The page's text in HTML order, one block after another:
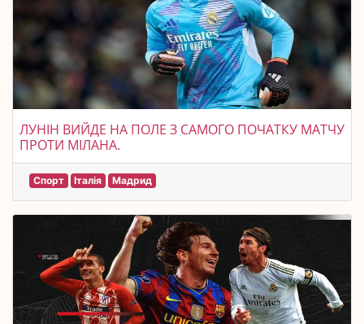
ЛУНІН ВИЙДЕ НА ПОЛЕ З САМОГО ПОЧАТКУ МАТЧУ
ПРОТИ МІЛАНА.
Спорт Італія Мадрид